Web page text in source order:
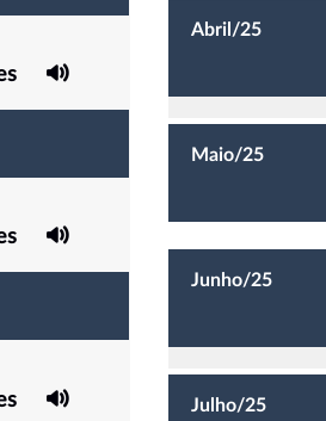
Abril/25
Maio/25
Junho/25
Julho/25